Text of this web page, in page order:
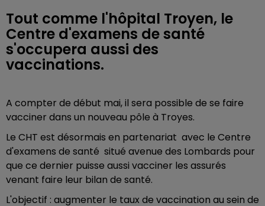
Tout comme l'hôpital Troyen, le
Centre d'examens de santé
s'occupera aussi des
vaccinations.
A compter de début mai, il sera possible de se faire
vacciner dans un nouveau pôle à Troyes.
Le CHT est désormais en partenariat avec le Centre
d'examens de santé situé avenue des Lombards pour
que ce dernier puisse aussi vacciner les assurés
venant faire leur bilan de santé.
L'objectif : augmenter le taux de vaccination au sein de